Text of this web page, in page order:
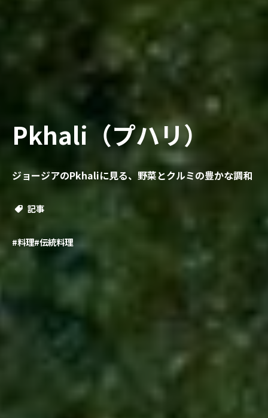
Pkhali（プハリ）
ジョージアのPkhaliに見る、野菜とクルミの豊かな調和
記事
#料理#伝統料理